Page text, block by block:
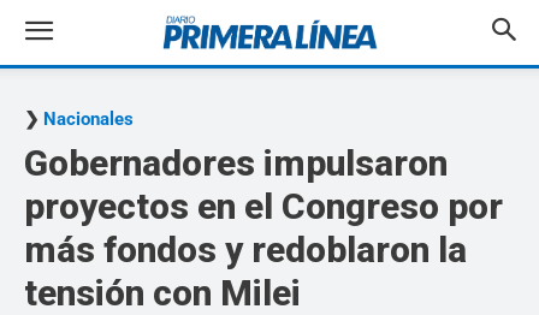
Nacionales
Gobernadores impulsaron
proyectos en el Congreso por
más fondos y redoblaron la
tensión con Milei